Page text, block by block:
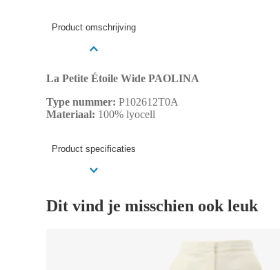
Product omschrijving
La Petite Étoile Wide PAOLINA
Type nummer: P102612T0A
Materiaal: 100% lyocell
Product specificaties
Dit vind je misschien ook leuk